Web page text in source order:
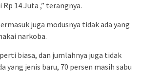
14 Juta ,” terangnya.
juga modusnya tidak ada yang
narkoba.
biasa, dan jumlahnya juga tidak
yang jenis baru, 70 persen masih sabu